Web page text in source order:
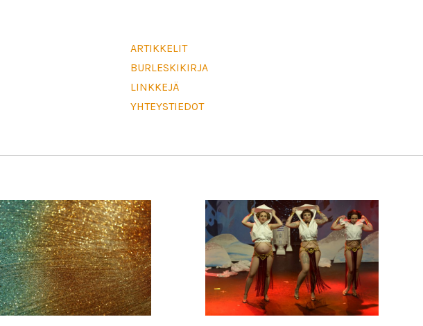
ARTIKKELIT
BURLESKIKIRJA
LINKKEJÄ
YHTEYSTIEDOT
23/05/2019 21/12/2017